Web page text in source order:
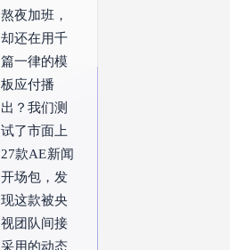
熬夜加班，
却还在用千
篇一律的模
板应付播
出？我们测
试了市面上
27款AE新闻
开场包，发
现这款被央
视团队间接
采用的动态